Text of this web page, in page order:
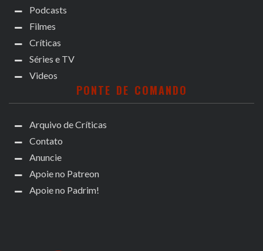
Podcasts
Filmes
Críticas
Séries e TV
Videos
PONTE DE COMANDO
Arquivo de Críticas
Contato
Anuncie
Apoie no Patreon
Apoie no Padrim!